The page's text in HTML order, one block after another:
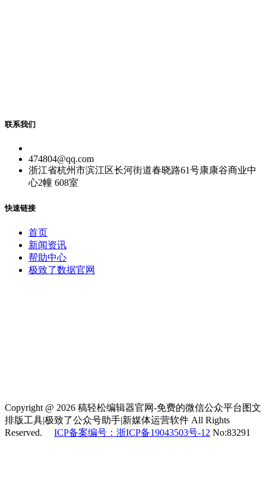
联系我们
474804@qq.com
浙江省杭州市滨江区长河街道春晓路61号康康谷商业中
心2幢 608室
快速链接
首页
新闻资讯
帮助中心
极致了数据官网
Copyright @ 2026 稿轻松编辑器官网-免费的微信公众平台图文
排版工具|极致了公众号助手|新媒体运营软件 All Rights
Reserved. ICP备案编号：浙ICP备19043503号-12 No:83291